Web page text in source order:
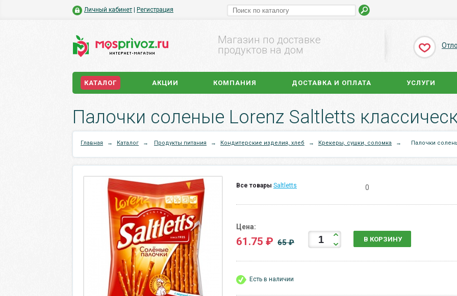
Личный кабинет Регистрация
Магазин по доставке
продуктов на дом
КАТАЛОГ АКЦИИ КОМПАНИЯ ДОСТАВКА И ОПЛАТА УСЛУГИ
Палочки соленые Lorenz Saltletts
Главная → Каталог → Продукты питания → Кондитерские изделия, хлеб → Крекеры, сушки, соломка → Палочки
Все товары Saltletts 0
Цена:
61.75 ₽ 65 ₽ В КОРЗИНУ
Есть в наличии